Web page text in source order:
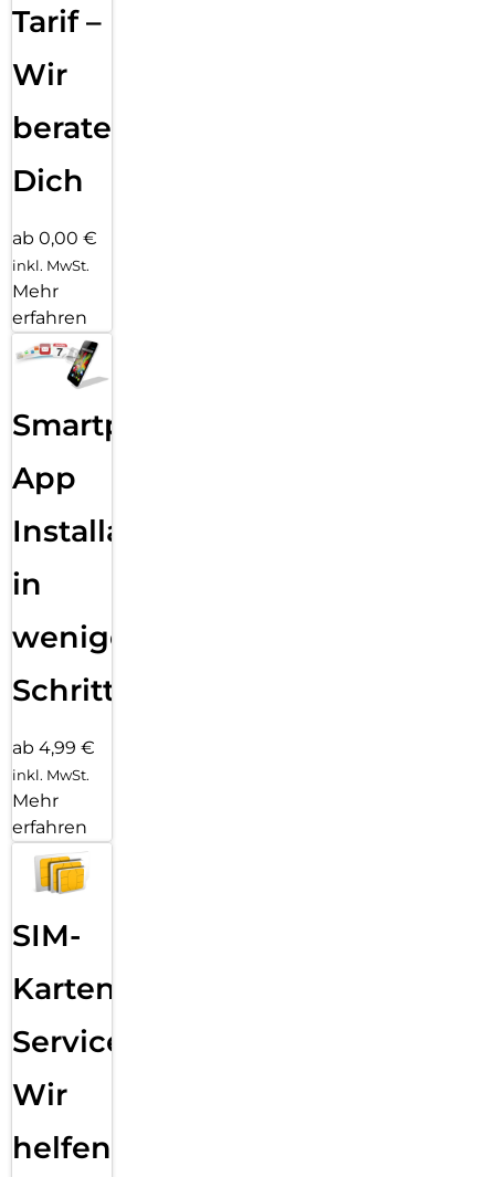
Tarif –
Wir
beraten
Dich
ab 0,00 €
inkl. MwSt.
Mehr
erfahren
Smartphone
App
Installation
in
wenigen
Schritten
ab 4,99 €
inkl. MwSt.
Mehr
erfahren
SIM-
Karten
Service:
Wir
helfen